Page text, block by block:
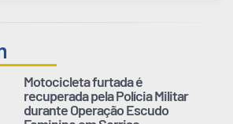
Motocicleta furtada é
recuperada pela Polícia Militar
durante Operação Escudo